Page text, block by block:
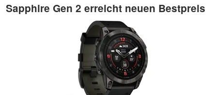
Sapphire Gen 2 erreicht neuen Bestpreis